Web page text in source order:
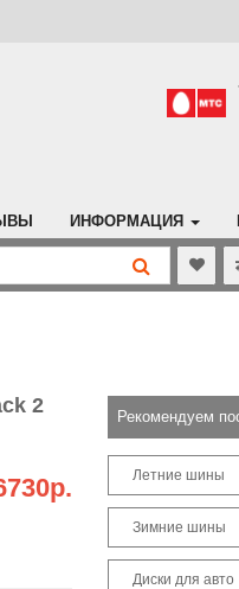
ИНФОРМАЦИЯ
2
Рекомендуем
Летние шины
Зимние шины
Диски для авто